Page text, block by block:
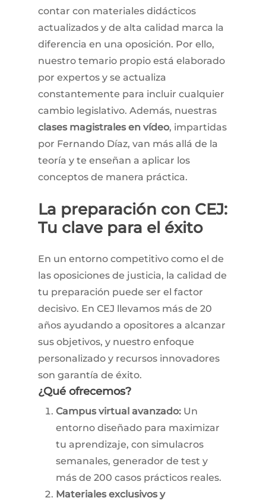
contar con materiales didácticos
actualizados y de alta calidad marca la
diferencia en una oposición. Por ello,
nuestro temario propio está elaborado
por expertos y se actualiza
constantemente para incluir cualquier
cambio legislativo. Además, nuestras
clases magistrales en vídeo, impartidas
por Fernando Díaz, van más allá de la
teoría y te enseñan a aplicar los
conceptos de manera práctica.
La preparación con CEJ:
Tu clave para el éxito
En un entorno competitivo como el de
las oposiciones de justicia, la calidad de
tu preparación puede ser el factor
decisivo. En CEJ llevamos más de 20
años ayudando a opositores a alcanzar
sus objetivos, y nuestro enfoque
personalizado y recursos innovadores
son garantía de éxito.
¿Qué ofrecemos?
Campus virtual avanzado: Un
entorno diseñado para maximizar
tu aprendizaje, con simulacros
semanales, generador de test y
más de 200 casos prácticos reales.
Materiales exclusivos y